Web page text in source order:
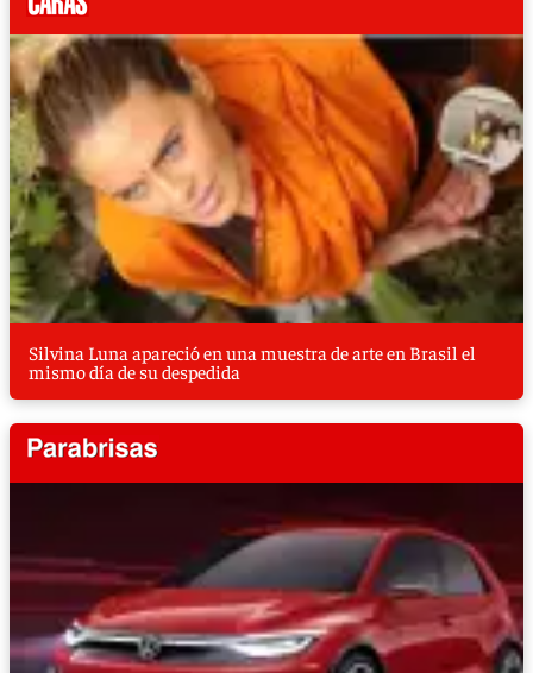
Silvina Luna apareció en una muestra de arte en Brasil el
mismo día de su despedida